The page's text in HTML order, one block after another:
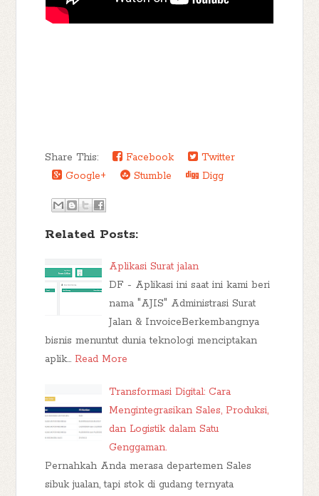
Share This: Facebook
Twitter
Google+
Stumble Digg
Related Posts:
Aplikasi Surat jalan
DF - Aplikasi ini saat ini kami beri
nama "AJIS" Administrasi Surat
Jalan & InvoiceBerkembangnya
bisnis menuntut dunia teknologi menciptakan
aplik… Read More
Transformasi Digital: Cara
Mengintegrasikan Sales, Produksi,
dan Logistik dalam Satu
Genggaman.
Pernahkah Anda merasa departemen Sales
sibuk jualan, tapi stok di gudang ternyata